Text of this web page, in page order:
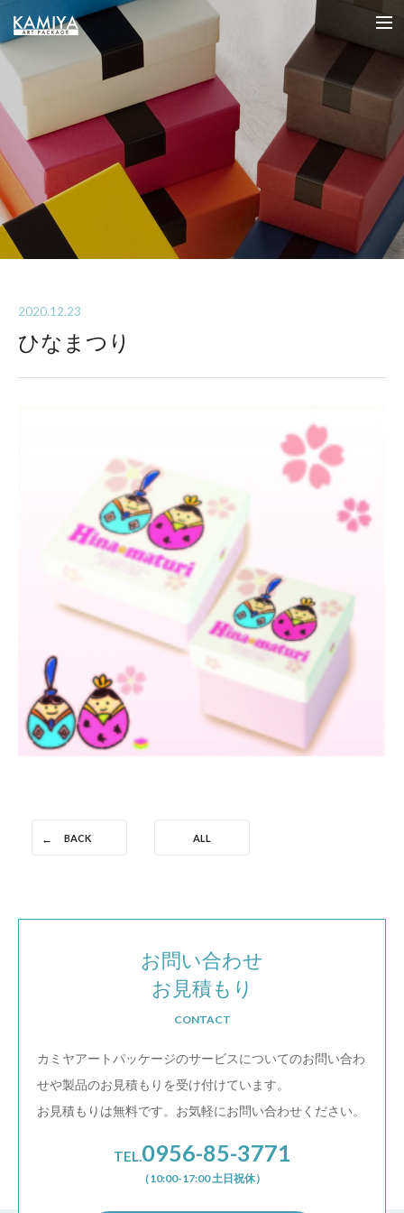
2020.12.23
ひなまつり
BACK ALL
お問い合わせ
お見積もり
CONTACT
カミヤアートパッケージのサービスについてのお問い合わ
せや製品のお見積もりを受け付けています。
お見積もりは無料です。お気軽にお問い合わせください。
TEL.0956-85-3771
（10:00-17:00 土日祝休）